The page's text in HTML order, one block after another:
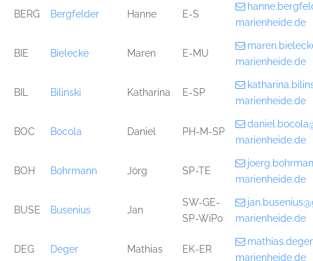
BERG Bergfelder Hanne E-S
marienheide.de
BIE Bielecke Maren E-MU
marienheide.de
BIL Bilinski Katharina E-SP
marienheide.de
BOC Bocola Daniel PH-M-SP
marienheide.de
BOH Bohrmann Jörg SP-TE
marienheide.de
BUSE Busenius Jan
SW-GE-
SP-WiPo
marienheide.de
DEG Deger Mathias EK-ER
marienheide.de